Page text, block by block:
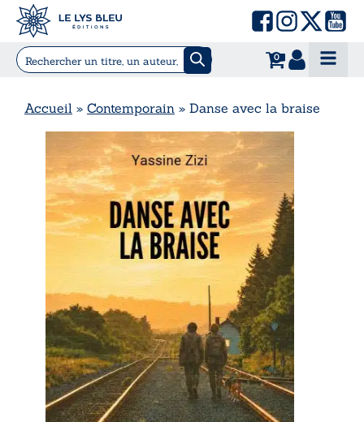
0
Accueil » Contemporain » Danse avec la braise